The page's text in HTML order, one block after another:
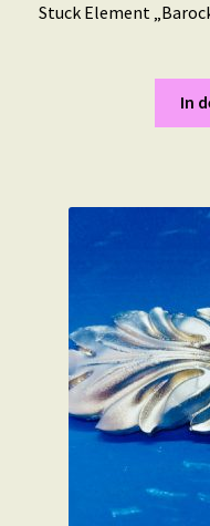
Stuck Element
In